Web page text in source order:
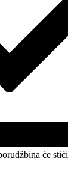
će stići